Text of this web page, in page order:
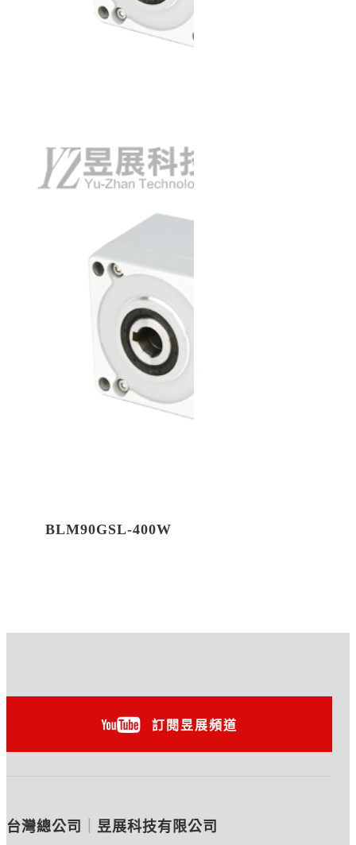
BLM90GSL-400W
訂閱昱展頻道
台灣總公司 昱展科技有限公司